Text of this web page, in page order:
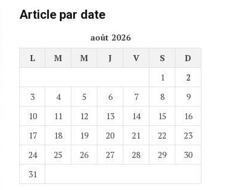
Article par date
août 2026
L
M M J V S
D
1
2
3
4 5 6 7 8
9
10
11 12 13 14 15
16
17
18 19 20 21 22
23
24
25 26 27 28 29
30
31